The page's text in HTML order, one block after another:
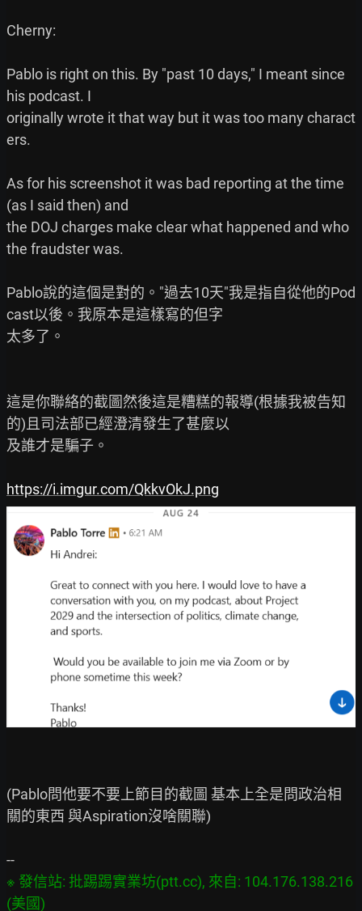
Cherny:
Pablo is right on this. By "past 10 days," I meant since
his podcast. I
originally wrote it that way but it was too many charact
ers.
As for his screenshot it was bad reporting at the time
(as I said then) and
the DOJ charges make clear what happened and who
the fraudster was.
Pablo說的這個是對的。"過去10天"我是指自從他的Pod
cast以後。我原本是這樣寫的但字
太多了。
這是你聯絡的截圖然後這是糟糕的報導(根據我被告知
的)且司法部已經澄清發生了甚麼以
及誰才是騙子。
https://i.imgur.com/QkkvOkJ.png
(Pablo問他要不要上節目的截圖 基本上全是問政治相
關的東西 與Aspiration沒啥關聯)
※ 發信站: 批踢踢實業坊(ptt.cc), 來自: 104.176.138.216
(美國)